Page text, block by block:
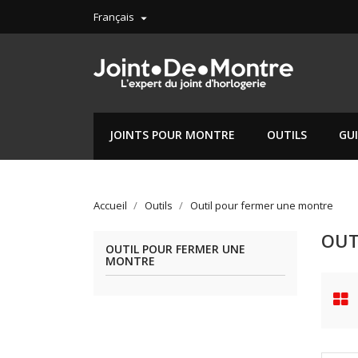
Français 
JOINTS POUR MONTRE OUTILS
Accueil Outils Outil pour fermer une montre
OUTIL POUR FERMER UNE
MONTRE